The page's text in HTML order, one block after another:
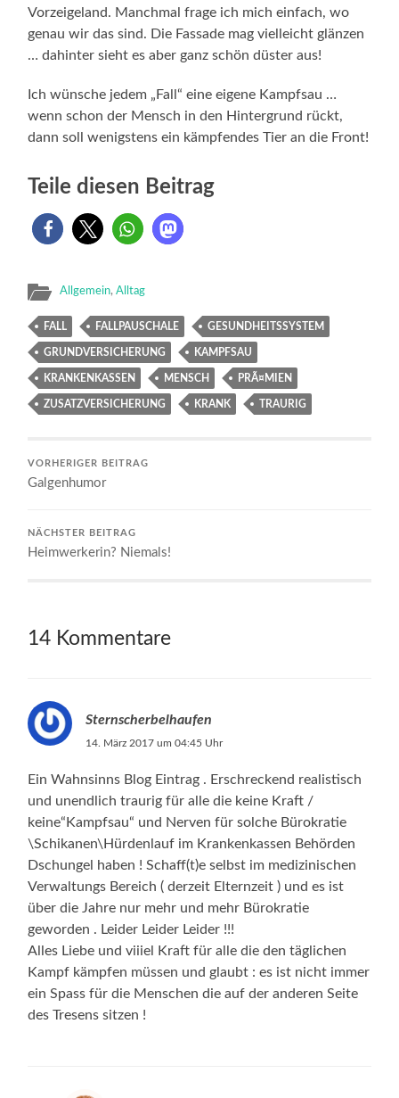
Vorzeigeland. Manchmal frage ich mich einfach, wo
genau wir das sind. Die Fassade mag vielleicht glänzen
… dahinter sieht es aber ganz schön düster aus!
Ich wünsche jedem „Fall“ eine eigene Kampfsau …
wenn schon der Mensch in den Hintergrund rückt,
dann soll wenigstens ein kämpfendes Tier an die Front!
Teile diesen Beitrag
Allgemein,Alltag
FALL FALLPAUSCHALE GESUNDHEITSSYSTEM
GRUNDVERSICHERUNG KAMPFSAU
KRANKENKASSEN MENSCH PRÃ¤MIEN
ZUSATZVERSICHERUNG KRANK TRAURIG
VORHERIGER BEITRAG
Galgenhumor
NÄCHSTER BEITRAG
Heimwerkerin? Niemals!
14 Kommentare
Sternscherbelhaufen
14. März 2017 um 04:45 Uhr
Ein Wahnsinns Blog Eintrag . Erschreckend realistisch
und unendlich traurig für alle die keine Kraft /
keine“Kampfsau“ und Nerven für solche Bürokratie
\Schikanen\Hürdenlauf im Krankenkassen Behörden
Dschungel haben ! Schaff(t)e selbst im medizinischen
Verwaltungs Bereich ( derzeit Elternzeit ) und es ist
über die Jahre nur mehr und mehr Bürokratie
geworden . Leider Leider Leider !!!
Alles Liebe und viiiel Kraft für alle die den täglichen
Kampf kämpfen müssen und glaubt : es ist nicht immer
ein Spass für die Menschen die auf der anderen Seite
des Tresens sitzen !